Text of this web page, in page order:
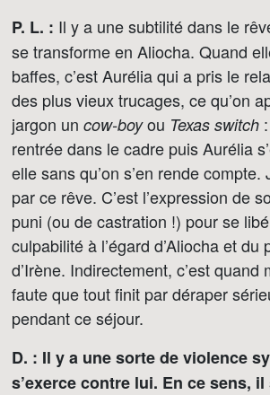
P. L. : Il y a une subtilité dans le
se transforme en Aliocha. Quand
baffes, c’est Aurélia qui a pris le
des plus vieux trucages, ce qu’on
jargon un cow-boyou Texas switch
rentrée dans le cadre puis Aurélia
elle sans qu’on s’en rende compte.
par ce rêve. C’est l’expression de
puni (ou de castration !) pour se
culpabilité à l’égard d’Aliocha et du
d’Irène. Indirectement, c’est quand
faute que tout finit par déraper
pendant ce séjour.
D. : Il y a une sorte de violence
s’exerce contre lui. En ce sens,